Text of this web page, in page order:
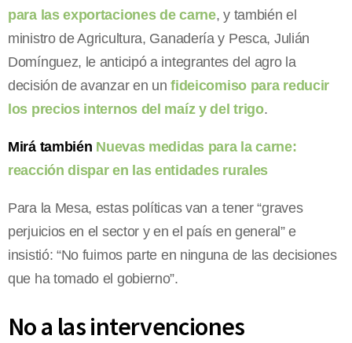
para las exportaciones de carne, y también el
ministro de Agricultura, Ganadería y Pesca, Julián
Domínguez, le anticipó a integrantes del agro la
decisión de avanzar en unfideicomiso para reducir
los precios internos del maíz y del trigo.
Mirá también Nuevas medidas para la carne:
reacción dispar en las entidades rurales
Para la Mesa, estas políticas van a tener “graves
perjuicios en el sector y en el país en general” e
insistió: “No fuimos parte en ninguna de las decisiones
que ha tomado el gobierno”.
No a las intervenciones